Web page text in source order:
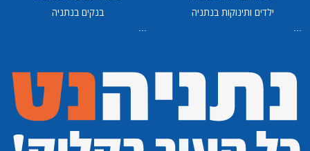
ילדים ותינוקות בנתניה
...
בנקים בנתניה
...